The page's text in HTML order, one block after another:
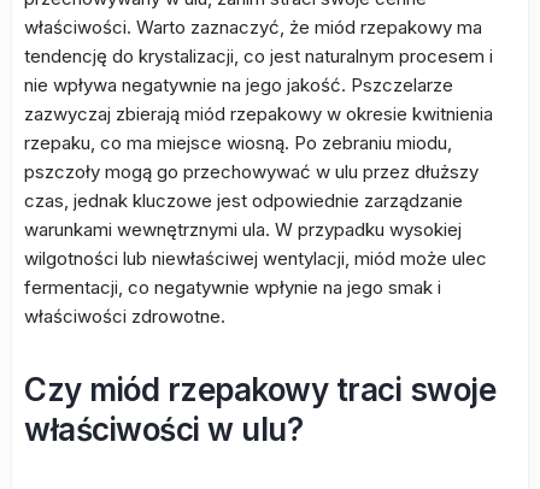
właściwości. Warto zaznaczyć, że miód rzepakowy ma
tendencję do krystalizacji, co jest naturalnym procesem i
nie wpływa negatywnie na jego jakość. Pszczelarze
zazwyczaj zbierają miód rzepakowy w okresie kwitnienia
rzepaku, co ma miejsce wiosną. Po zebraniu miodu,
pszczoły mogą go przechowywać w ulu przez dłuższy
czas, jednak kluczowe jest odpowiednie zarządzanie
warunkami wewnętrznymi ula. W przypadku wysokiej
wilgotności lub niewłaściwej wentylacji, miód może ulec
fermentacji, co negatywnie wpłynie na jego smak i
właściwości zdrowotne.
Czy miód rzepakowy traci swoje
właściwości w ulu?